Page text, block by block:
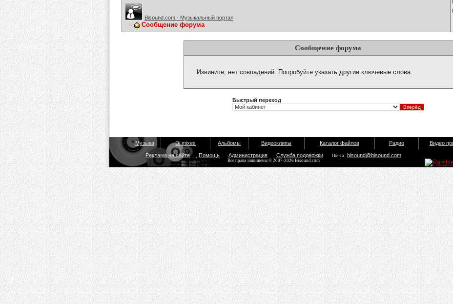
Bisound.com - Музыкальный портал
Сообщение форума
Сообщение форума
Извините, нет совпадений. Попробуйте указать другие ключевые слова.
Быстрый переход
Музыка Dj mixes Альбомы Видеоклипы Каталог файлов Радио Видео
Реклама на сайте Помощь Администрация Служба поддержки Почта: bisound@bisound.com
Все права защищены © 2007-2026 Bisound.com